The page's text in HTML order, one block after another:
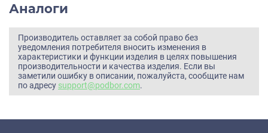
Аналоги
Производитель оставляет за собой право без
уведомления потребителя вносить изменения в
характеристики и функции изделия в целях повышения
производительности и качества изделия. Если вы
заметили ошибку в описании, пожалуйста, сообщите нам
по адресу support@podbor.com.